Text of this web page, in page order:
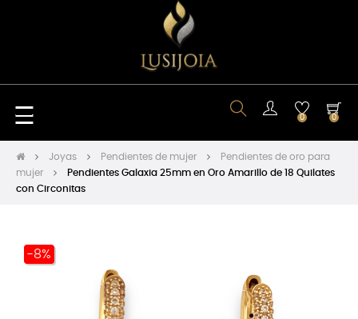
Navegación
de
☰ 0 0
Joyas Pendientes de mujer
Pendientes de oro para
mujer
Pendientes Galaxia 25mm en Oro Amarillo de 18 Quilates
con Circonitas
-8%